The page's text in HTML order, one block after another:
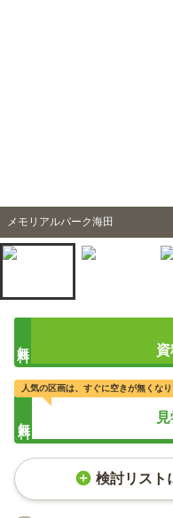
メモリアルパーク海田
人気の区画は、すぐに空きが無くな
検討リスト